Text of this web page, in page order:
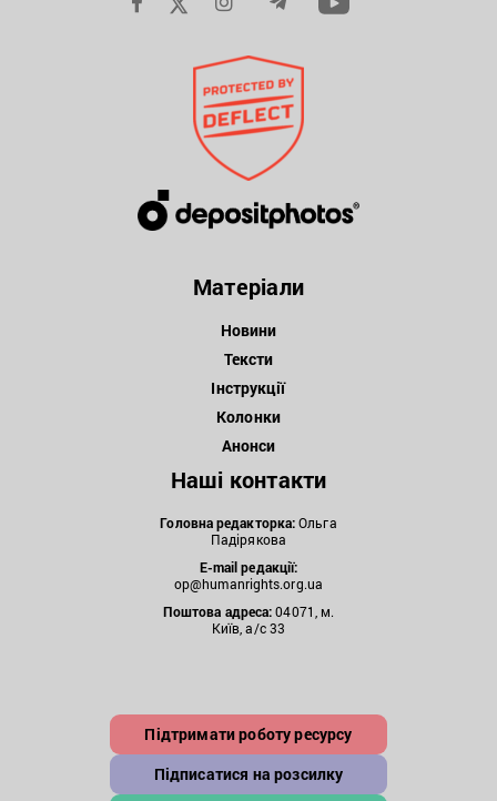
Матеріали
Новини
Тексти
Інструкції
Колонки
Анонси
Наші контакти
Головна редакторка:Ольга
Падірякова
E-mail редакції:
op@humanrights.org.ua
Поштова адреса:04071, м.
Київ, а/с 33
Підтримати роботу ресурсу
Підписатися на розсилку